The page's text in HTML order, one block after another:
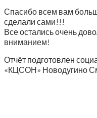
Спа­си­бо всем вам
сде­ла­ли сами!!!
Все оста­лись очень
вниманием!
Отчёт под­го­тов­лен
«КЦСОН» Ново­ду­ги­но